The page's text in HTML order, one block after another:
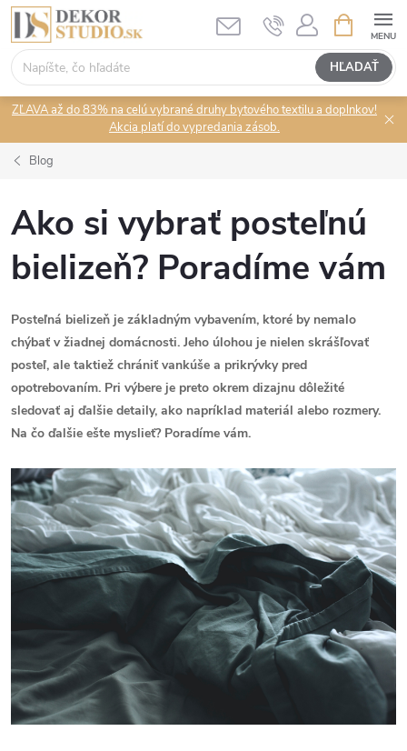
Prejsť
obsah
HĽADAŤ
KOŠÍK
ZĽAVA až do 83% na celú vybrané druhy bytového textilu a doplnkov!
Akcia platí do vypredania zásob.
Blog
Ako si vybrať posteľnú
bielizeň? Poradíme vám
Posteľná bielizeň je základným vybavením, ktoré by nemalo
chýbať v žiadnej domácnosti. Jeho úlohou je nielen skrášľovať
posteľ, ale taktiež chrániť vankúše a prikrývky pred
opotrebovaním. Pri výbere je preto okrem dizajnu dôležité
sledovať aj ďalšie detaily, ako napríklad materiál alebo rozmery.
Na čo ďalšie ešte myslieť? Poradíme vám.